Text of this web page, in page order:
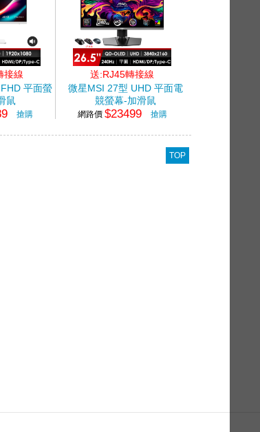
接線
平面螢
鼠
144Hz/4ms/
搶購
送:RJ45轉接線
微星MSI 27型 UHD 平面電
競螢幕-加滑鼠
(26.5"/3840x2160/240Hz/0.03ms/QD-
網路價 $23499 搶購
TOP